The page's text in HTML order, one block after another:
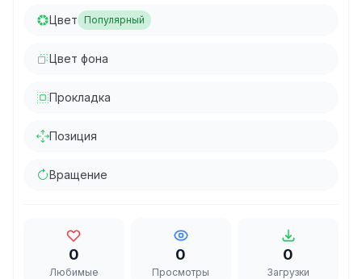
Цвет Популярный
Цвет фона
Прокладка
Позиция
Вращение
0
Любимые
0
Просмотры
0
Загрузки